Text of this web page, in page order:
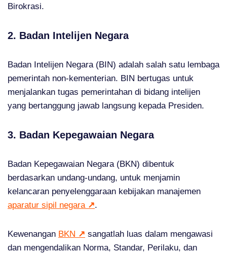
Birokrasi.
2. Badan Intelijen Negara
Badan Intelijen Negara (BIN) adalah salah satu lembaga
pemerintah non-kementerian. BIN bertugas untuk
menjalankan tugas pemerintahan di bidang intelijen
yang bertanggung jawab langsung kepada Presiden.
3. Badan Kepegawaian Negara
Badan Kepegawaian Negara (BKN) dibentuk
berdasarkan undang-undang, untuk menjamin
kelancaran penyelenggaraan kebijakan manajemen
aparatur sipil negara ↗.
Kewenangan BKN ↗ sangatlah luas dalam mengawasi
dan mengendalikan Norma, Standar, Perilaku, dan